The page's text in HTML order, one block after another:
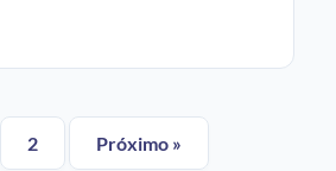
2 Próximo »